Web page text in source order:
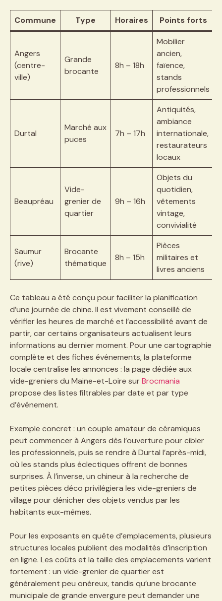
Commune Type Horaires Points forts
Angers
(centre-
ville)
Grande
brocante
8h – 18h
Mobilier
ancien,
faïence,
stands
professionnels
Durtal
Marché aux
puces
7h – 17h
Antiquités,
ambiance
internationale,
restaurateurs
locaux
Beaupréau
Vide-
grenier de
quartier
9h – 16h
Objets du
quotidien,
vêtements
vintage,
convivialité
Saumur
(rive)
Brocante
thématique
8h – 15h
Pièces
militaires et
livres anciens
Ce tableau a été conçu pour faciliter la planification
d’une journée de chine. Il est vivement conseillé de
vérifier les heures de marché et l’accessibilité avant de
partir, car certains organisateurs actualisent leurs
informations au dernier moment. Pour une cartographie
complète et des fiches événements, la plateforme
locale centralise les annonces : la page dédiée aux
vide-greniers du Maine-et-Loire surBrocmania
propose des listes filtrables par date et par type
d’événement.
Exemple concret : un couple amateur de céramiques
peut commencer à Angers dès l’ouverture pour cibler
les professionnels, puis se rendre à Durtal l’après-midi,
où les stands plus éclectiques offrent de bonnes
surprises. À l’inverse, un chineur à la recherche de
petites pièces déco privilégiera les vide-greniers de
village pour dénicher des objets vendus par les
habitants eux-mêmes.
Pour les exposants en quête d’emplacements, plusieurs
structures locales publient des modalités d’inscription
en ligne. Les coûts et la taille des emplacements varient
fortement : un vide-grenier de quartier est
généralement peu onéreux, tandis qu’une brocante
municipale de grande envergure peut demander une